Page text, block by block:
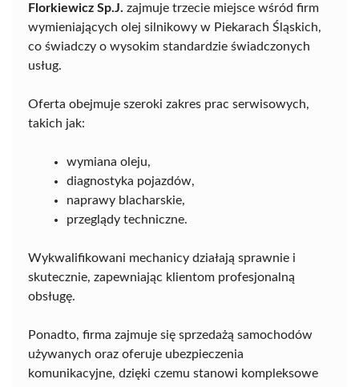
Florkiewicz Sp.J. zajmuje trzecie miejsce wśród firm
wymieniających olej silnikowy w Piekarach Śląskich,
co świadczy o wysokim standardzie świadczonych
usług.
Oferta obejmuje szeroki zakres prac serwisowych,
takich jak:
wymiana oleju,
diagnostyka pojazdów,
naprawy blacharskie,
przeglądy techniczne.
Wykwalifikowani mechanicy działają sprawnie i
skutecznie, zapewniając klientom profesjonalną
obsługę.
Ponadto, firma zajmuje się sprzedażą samochodów
używanych oraz oferuje ubezpieczenia
komunikacyjne, dzięki czemu stanowi kompleksowe